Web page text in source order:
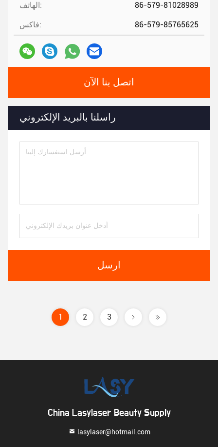
الهاتف: 86-579-81028989
فاكس: 86-579-85765625
اتصل بنا الآن
راسلنا بالبريد الإلكتروني
ارسل
1 2 3
China Lasylaser Beauty Supply
lasylaser@hotmail.com